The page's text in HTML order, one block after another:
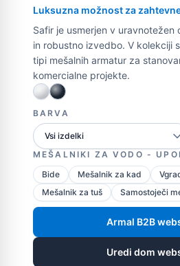
Luksuzna možnost za
Safir je usmerjen v uravnotežen
in robustno izvedbo. V kolekciji
tipi mešalnih armatur za
komercialne projekte.
BARVA
MEŠALNIKI ZA VODO -
Bide
Mešalnik za kad
Mešalnik za tuš
Samostoječi
Armal B2B
Uredi dom